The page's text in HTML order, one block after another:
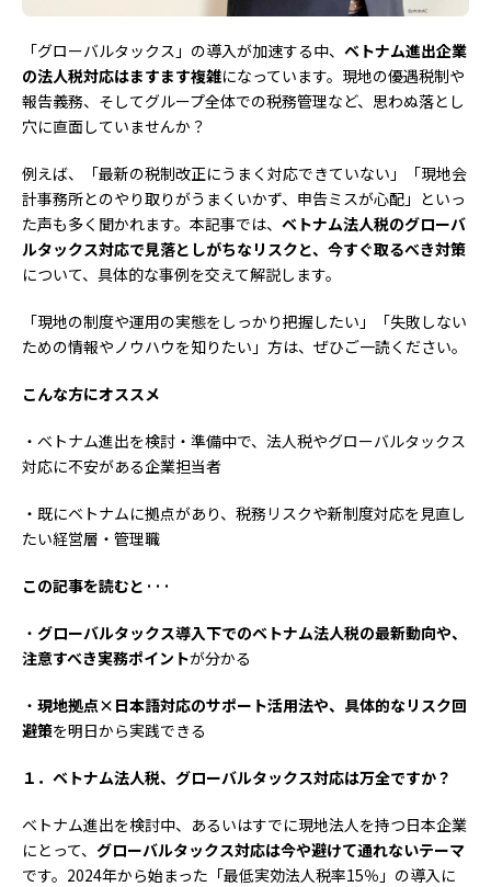
「グローバルタックス」の導入が加速する中、 ベトナム進出企業
の法人税対応はますます複雑になっています。現地の優遇税制や
報告義務、そしてグループ全体での税務管理など、思わぬ落とし
穴に直面していませんか？
例えば、「最新の税制改正にうまく対応できていない」「現地会
計事務所とのやり取りがうまくいかず、申告ミスが心配」といっ
た声も多く聞かれます。本記事では、 ベトナム法人税のグローバ
ルタックス対応で見落としがちなリスクと、今すぐ取るべき対策
について、具体的な事例を交えて解説します。
「現地の制度や運用の実態をしっかり把握したい」「失敗しない
ための情報やノウハウを知りたい」方は、ぜひご一読ください。
こんな方にオススメ
・ベトナム進出を検討・準備中で、法人税やグローバルタックス
対応に不安がある企業担当者
・既にベトナムに拠点があり、税務リスクや新制度対応を見直し
たい経営層・管理職
この記事を読むと···
・ グローバルタックス導入下でのベトナム法人税の最新動向や、
注意すべき実務ポイントが分かる
・ 現地拠点× 日本語対応のサポート活用法や、具体的なリスク回
避策を明日から実践できる
１．ベトナム法人税、グローバルタックス対応は万全ですか？
ベトナム進出を検討中、あるいはすでに現地法人を持つ日本企業
にとって、 グローバルタックス対応は今や避けて通れないテーマ
です。2024年から始まった「最低実効法人税率15％」の導入に